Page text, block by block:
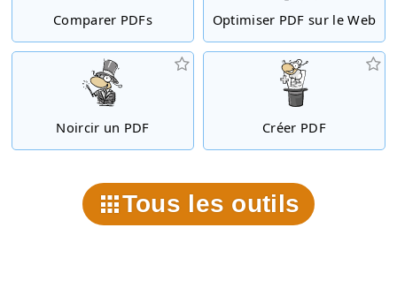
Comparer PDFs Optimiser PDF sur le Web
Noircir un PDF Créer PDF
Tous les outils